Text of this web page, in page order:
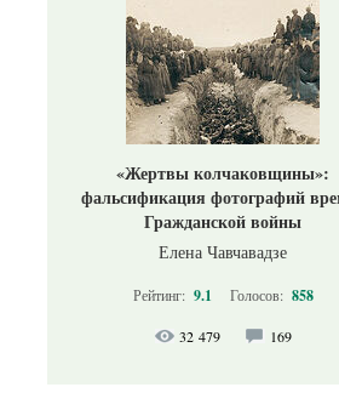
«Жертвы колчаковщины»:
фальсификация фотографий
Гражданской войны
Елена Чавчавадзе
Рейтинг: 9.1 Голосов: 858
32 479 169